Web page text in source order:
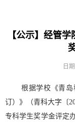
【公示】经管
日
根据学校《青
订）》（青科大字〔
专科学生奖学金评定办